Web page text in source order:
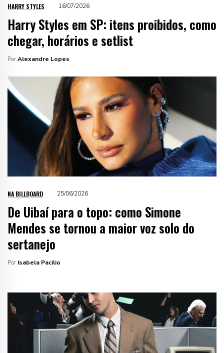
HARRY STYLES 16/07/2026
Harry Styles em SP: itens proibidos, como
chegar, horários e setlist
PorAlexandre Lopes
NA BILLBOARD 25/06/2026
De Uibaí para o topo: como Simone
Mendes se tornou a maior voz solo do
sertanejo
Por Isabela Pacilio